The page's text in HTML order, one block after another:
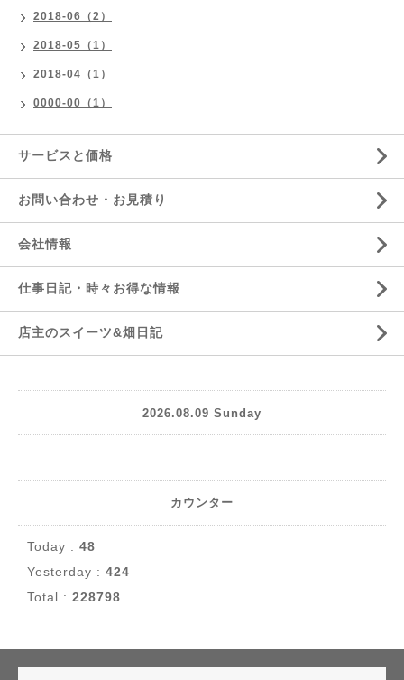
2018-06（2）
2018-05（1）
2018-04（1）
0000-00（1）
サービスと価格
お問い合わせ・お見積り
会社情報
仕事日記・時々お得な情報
店主のスイーツ&畑日記
2026.08.09 Sunday
カウンター
Today : 48
Yesterday : 424
Total : 228798